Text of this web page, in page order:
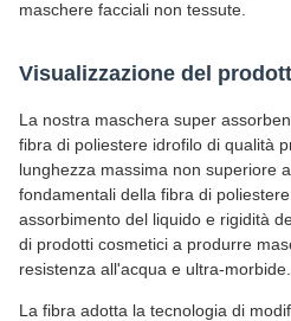
maschere facciali non tessute.
Visualizzazione del
La nostra maschera super
fibra di poliestere idrofilo di qualità
lunghezza massima non superiore
fondamentali della fibra di
assorbimento del liquido e rigidità
di prodotti cosmetici a produrre
resistenza all'acqua e ultra-morbide.
La fibra adotta la tecnologia di